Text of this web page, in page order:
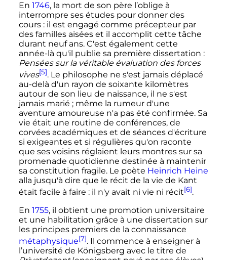
En 1746, la mort de son père l’oblige à
interrompre ses études pour donner des
cours : il est engagé comme précepteur par
des familles aisées et il accomplit cette tâche
durant neuf ans. C'est également cette
année-là qu'il publie sa première dissertation :
Pensées sur la véritable évaluation des forces
vives[5]. Le philosophe ne s'est jamais déplacé
au-delà d'un rayon de soixante kilomètres
autour de son lieu de naissance, il ne s'est
jamais marié ; même la rumeur d'une
aventure amoureuse n'a pas été confirmée. Sa
vie était une routine de conférences, de
corvées académiques et de séances d'écriture
si exigeantes et si régulières qu'on raconte
que ses voisins réglaient leurs montres sur sa
promenade quotidienne destinée à maintenir
sa constitution fragile. Le poète Heinrich Heine
alla jusqu'à dire que le récit de la vie de Kant
était facile à faire : il n'y avait ni vie ni récit[6].
En 1755, il obtient une promotion universitaire
et une habilitation grâce à une dissertation sur
les principes premiers de la connaissance
métaphysique[7]. Il commence à enseigner à
l’université de Königsberg avec le titre de